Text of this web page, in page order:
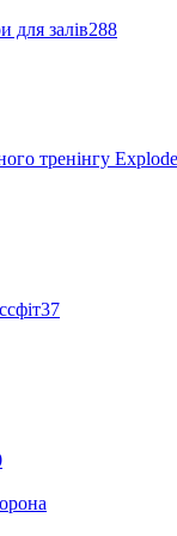
для залів288
тренінгу Explode
37